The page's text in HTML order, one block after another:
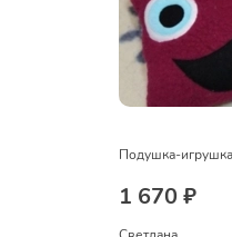
Подушка-
1 670 ₽